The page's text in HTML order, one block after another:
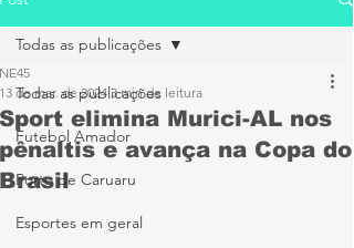
Todas as publicações
Futebol Amador
Porto de Caruaru
Esportes em geral
Todas as publicações
Sport elimina Murici-AL nos
pênaltis e avança na Copa do
Brasil
NE45
13 de mar. de 2024 3 min de leitura